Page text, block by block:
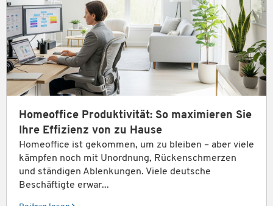
Homeoffice Produktivität: So maximieren Sie
Ihre Effizienz von zu Hause
Homeoffice ist gekommen, um zu bleiben – aber viele
kämpfen noch mit Unordnung, Rückenschmerzen
und ständigen Ablenkungen. Viele deutsche
Beschäftigte erwar...